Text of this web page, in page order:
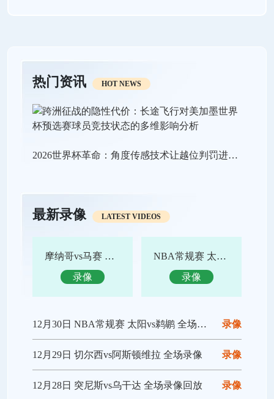
热门资讯 HOT NEWS
2026世界杯革命：角度传感技术让越位判罚进入“毫米级时代”
最新录像 LATEST VIDEOS
摩纳哥vs马赛 全场录像回放
录像
NBA常规赛 太阳vs鹈鹕 全场集锦
录像
录像
12月30日 NBA常规赛 太阳vs鹈鹕 全场录像回放
录像
12月29日 切尔西vs阿斯顿维拉 全场录像
录像
12月28日 突尼斯vs乌干达 全场录像回放